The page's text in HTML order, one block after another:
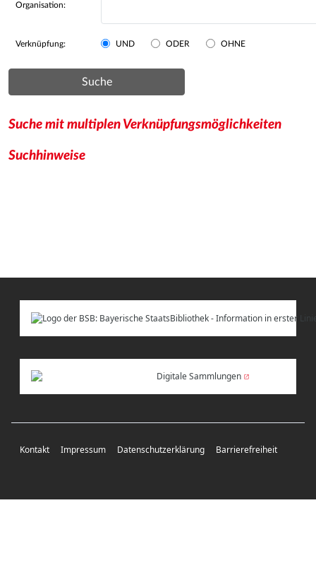
Organisation:
Verknüpfung: UND ODER OHNE
Suche
Suche mit multiplen Verknüpfungsmöglichkeiten
Suchhinweise
Digitale Sammlungen
Kontakt Impressum Datenschutzerklärung Barrierefreiheit